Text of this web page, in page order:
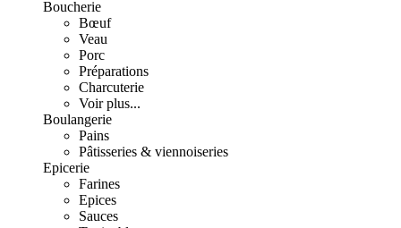
Boucherie
Bœuf
Veau
Porc
Préparations
Charcuterie
Voir plus...
Boulangerie
Pains
Pâtisseries & viennoiseries
Epicerie
Farines
Epices
Sauces